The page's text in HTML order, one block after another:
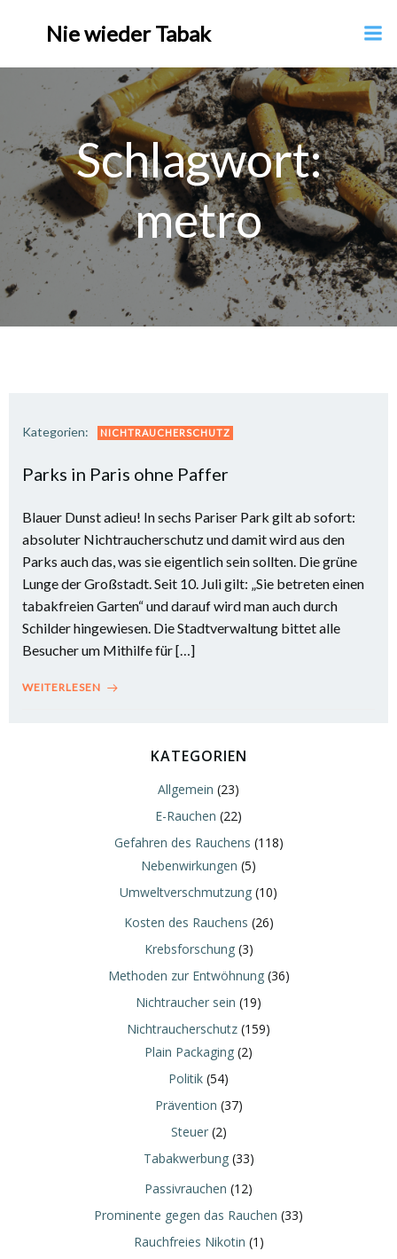
Nie wieder Tabak
Schlagwort:
metro
Kategorien: NICHTRAUCHERSCHUTZ
Parks in Paris ohne Paffer
Blauer Dunst adieu! In sechs Pariser Park gilt ab sofort:
absoluter Nichtraucherschutz und damit wird aus den
Parks auch das, was sie eigentlich sein sollten. Die grüne
Lunge der Großstadt. Seit 10. Juli gilt: „Sie betreten einen
tabakfreien Garten“ und darauf wird man auch durch
Schilder hingewiesen. Die Stadtverwaltung bittet alle
Besucher um Mithilfe für […]
WEITERLESEN
KATEGORIEN
Allgemein (23)
E-Rauchen (22)
Gefahren des Rauchens (118)
Nebenwirkungen (5)
Umweltverschmutzung (10)
Kosten des Rauchens (26)
Krebsforschung(3)
Methoden zur Entwöhnung(36)
Nichtraucher sein (19)
Nichtraucherschutz (159)
Plain Packaging (2)
Politik (54)
Prävention (37)
Steuer(2)
Tabakwerbung(33)
Passivrauchen (12)
Prominente gegen das Rauchen (33)
Rauchfreies Nikotin (1)